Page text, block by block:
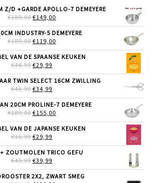
Z/D +GARDE APOLLO-7 DEMEYERE
€189,00 OORSPRONKELIJKE
WAS:
€189,00.
€149,00
IS:
INDUSTRY-5 DEMEYERE
€189,00 OORSPRONKELIJKE
WAS:
€189,00.
€119,00
IS:
VAN DE SPAANSE KEUKEN
€36,99 OORSPRONKELIJKE
WAS:
€36,99.
€29,99
IS:
TWIN SELECT 16CM ZWILLING
€46,99 OORSPRONKELIJKE
WAS:
€46,99.
€34,99
IS:
€34,99.
20CM PROLINE-7 DEMEYERE
€189,00 OORSPRONKELIJKE
WAS:
€189,00.
€155,00
IS:
VAN DE JAPANSE KEUKEN
€36,99 OORSPRONKELIJKE
WAS:
€36,99.
€29,99
IS:
+ ZOUTMOLEN TRICO GEFU
€49,99 OORSPRONKELIJKE
WAS:
€39,99
IS:
2X2, ZWART SMEG